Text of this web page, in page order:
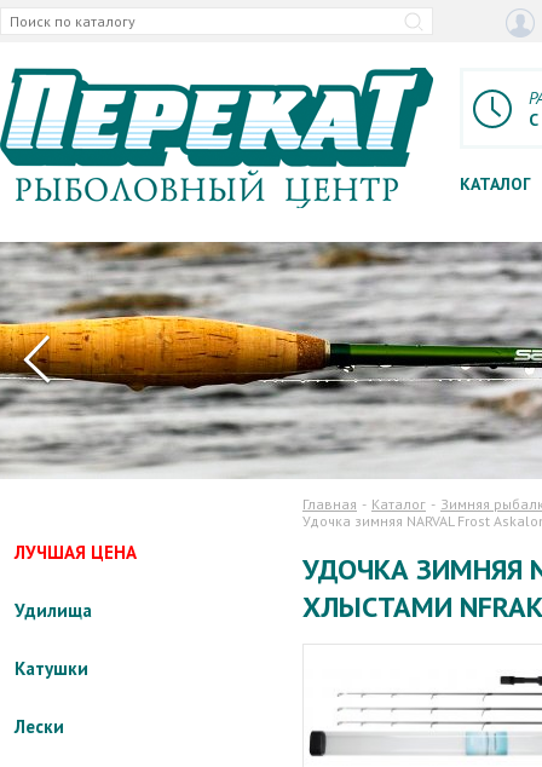
КАТАЛОГ
ЛУЧШАЯ ЦЕНА
Удилища
Катушки
Лески
Главная Каталог
Зимняя
Удочка зимняя NARVAL Frost
УДОЧКА ЗИМНЯЯ
ХЛЫСТАМИ